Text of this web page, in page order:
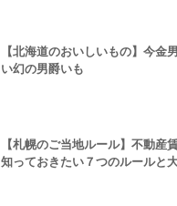
【北海道のおいしいもの】今金
い幻の男爵いも
【札幌のご当地ルール】不動産
知っておきたい７つのルールと